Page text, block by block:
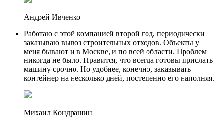
Андрей Ивченко
Работаю с этой компанией второй год, периодически
заказываю вывоз строительных отходов. Объекты у
меня бывают и в Москве, и по всей области. Проблем
никогда не было. Нравится, что всегда готовы прислать
машину срочно. Но удобнее, конечно, заказывать
контейнер на несколько дней, постепенно его наполняя.
Михаил Кондрашин